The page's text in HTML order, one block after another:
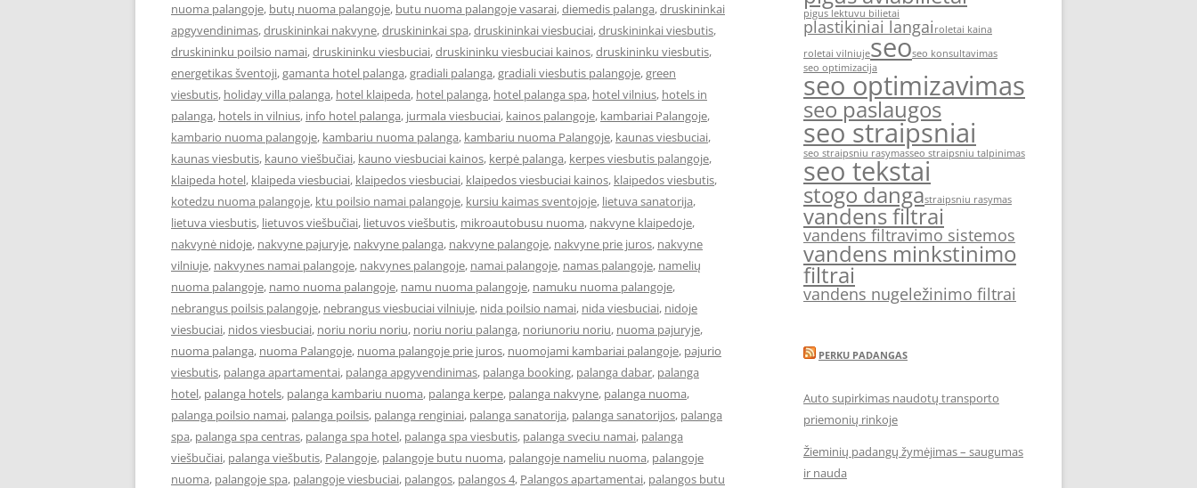
nuoma palangoje, butų nuoma palangoje, butu nuoma palangoje vasarai,diemedis palanga,druskininkai
apgyvendinimas,druskininkai nakvyne,druskininkai spa,druskininkai viesbuciai,druskininkai viesbutis,
druskininku poilsio namai,druskininku viesbuciai,druskininku viesbuciai kainos,druskininku viesbutis,
energetikas šventoji,gamanta hotel palanga,gradiali palanga,gradiali viesbutis palangoje,green
viesbutis, holiday villa palanga, hotel klaipeda, hotel palanga, hotel palanga spa, hotel vilnius, hotels in
palanga, hotels in vilnius, info hotel palanga, jurmala viesbuciai, kainos palangoje, kambariai Palangoje,
kambario nuoma palangoje, kambariu nuoma palanga, kambariu nuoma Palangoje, kaunas viesbuciai,
kaunas viesbutis, kauno viešbučiai, kauno viesbuciai kainos, kerpė palanga, kerpes viesbutis palangoje,
klaipeda hotel, klaipeda viesbuciai, klaipedos viesbuciai, klaipedos viesbuciai kainos, klaipedos viesbutis,
kotedzu nuoma palangoje, ktu poilsio namai palangoje, kursiu kaimas sventojoje, lietuva sanatorija,
lietuva viesbutis, lietuvos viešbučiai, lietuvos viešbutis, mikroautobusu nuoma, nakvyne klaipedoje,
nakvynė nidoje, nakvyne pajuryje, nakvyne palanga, nakvyne palangoje, nakvyne prie juros, nakvyne
vilniuje, nakvynes namai palangoje, nakvynes palangoje, namai palangoje, namas palangoje, namelių
nuoma palangoje, namo nuoma palangoje, namu nuoma palangoje, namuku nuoma palangoje,
nebrangus poilsis palangoje, nebrangus viesbuciai vilniuje, nida poilsio namai, nida viesbuciai, nidoje
viesbuciai, nidos viesbuciai, noriu noriu noriu, noriu noriu palanga, noriunoriu noriu, nuoma pajuryje,
nuoma palanga, nuoma Palangoje, nuoma palangoje prie juros, nuomojami kambariai palangoje, pajurio
viesbutis, palanga apartamentai, palanga apgyvendinimas, palanga booking, palanga dabar, palanga
hotel, palanga hotels, palanga kambariu nuoma, palanga kerpe, palanga nakvyne, palanga nuoma,
palanga poilsio namai, palanga poilsis, palanga renginiai, palanga sanatorija, palanga sanatorijos, palanga
spa, palanga spa centras, palanga spa hotel, palanga spa viesbutis, palanga sveciu namai, palanga
viešbučiai, palanga viešbutis, Palangoje, palangoje butu nuoma, palangoje nameliu nuoma, palangoje
nuoma, palangoje spa, palangoje viesbuciai, palangos, palangos 4, Palangos apartamentai, palangos butu
pigus lektuvu bilietai
plastikiniai langai roletai kaina
roletai vilniujeseoseo konsultavimas
seo optimizacija
seo optimizavimas
seo paslaugos
seo straipsniai
seo straipsniu rasymasseo straipsniu talpinimas
seo tekstai
stogo dangastraipsniu rasymas
vandens filtrai
vandens filtravimo sistemos
vandens minkstinimo
filtrai
vandens nugeležinimo filtrai
PERKU PADANGAS
Auto supirkimas naudotų transporto
priemonių rinkoje
Žieminių padangų žymėjimas – saugumas
ir nauda